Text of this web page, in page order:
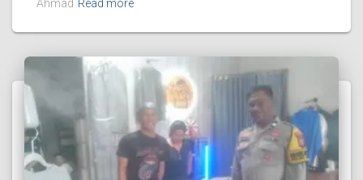
Ahmad Read more